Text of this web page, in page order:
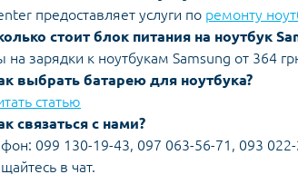
предоставляет услуги по ремонту
стоит блок питания на ноутбук
на зарядки к ноутбукам Samsung от 364
выбрать батарею для ноутбука?
статью
связаться с нами?
099 130-19-43, 097 063-56-71, 093
в чат.